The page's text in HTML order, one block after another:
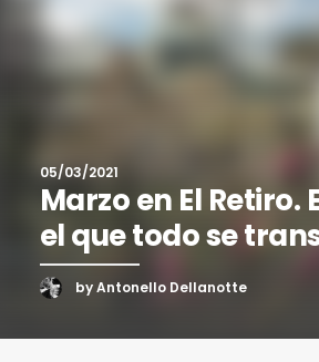
05/03/2021
Marzo en El Retiro.
el que todo se
by Antonello Dellanotte